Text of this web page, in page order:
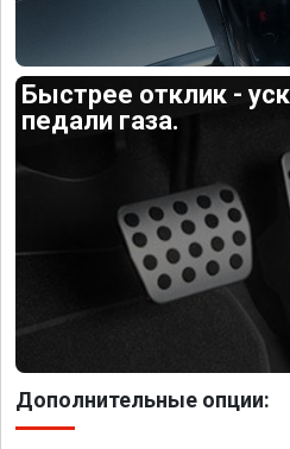
Быстрее отклик -
педали газа.
Дополнительные опции: